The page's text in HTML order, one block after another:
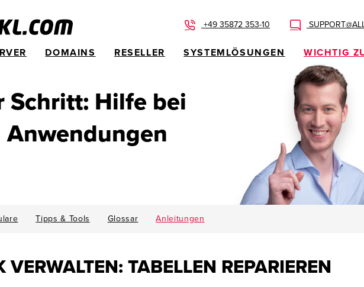
+49 35872 353-10
DOMAINS RESELLER SYSTEMLÖSUNGEN WICHTIG
Schritt: Hilfe bei
Tipps & Tools Glossar Anleitungen
TABELLEN REPARIEREN